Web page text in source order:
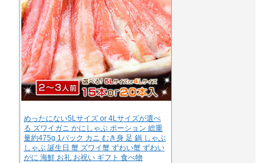
めったにない5Lサイズ or 4Lサイズが選べ
る ズワイガニ かにしゃぶ ポーション 総重
量約475g 1パック カニ むき身 足 鍋 しゃぶ
しゃぶ 誕生日 蟹 ズワイ蟹 ずわい蟹 ずわい
がに 海鮮 お礼 お祝い ギフト 食べ物